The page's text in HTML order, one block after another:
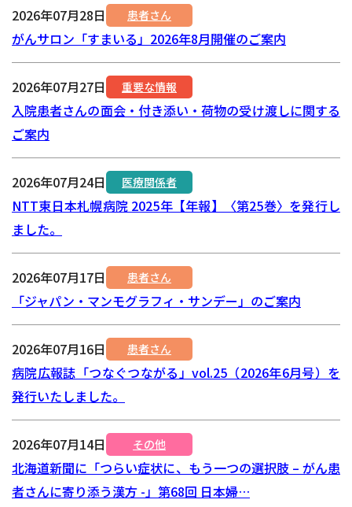
2026年07月28日 患者さん
がんサロン「すまいる」2026年8月開催のご案内
2026年07月27日 重要な情報
入院患者さんの面会・付き添い・荷物の受け渡しに関する
ご案内
2026年07月24日 医療関係者
NTT東日本札幌病院 2025年【年報】〈第25巻〉を発行し
ました。
2026年07月17日 患者さん
「ジャパン・マンモグラフィ・サンデー」のご案内
2026年07月16日 患者さん
病院広報誌「つなぐつながる」vol.25（2026年6月号）を
発行いたしました。
2026年07月14日 その他
北海道新聞に「つらい症状に、もう一つの選択肢 – がん患
者さんに寄り添う漢方 -」第68回 日本婦…